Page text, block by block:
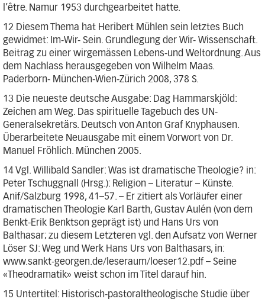
l’être. Namur 1953 durchgearbeitet hatte.
12 Diesem Thema hat Heribert Mühlen sein letztes Buch
gewidmet: Im-Wir- Sein. Grundlegung der Wir- Wissenschaft.
Beitrag zu einer wirgemässen Lebens-und Weltordnung. Aus
dem Nachlass herausgegeben von Wilhelm Maas.
Paderborn- München-Wien-Zürich 2008, 378 S.
13 Die neueste deutsche Ausgabe: Dag Hammarskjöld:
Zeichen am Weg. Das spirituelle Tagebuch des UN-
Generalsekretärs. Deutsch von Anton Graf Knyphausen.
Überarbeitete Neuausgabe mit einem Vorwort von Dr.
Manuel Fröhlich. München 2005.
14 Vgl. Willibald Sandler: Was ist dramatische Theologie? in:
Peter Tschuggnall (Hrsg.): Religion – Literatur – Künste.
Anif/Salzburg 1998, 41–57. – Er zitiert als Vorläufer einer
dramatischen Theologie Karl Barth, Gustav Aulén (von dem
Benkt-Erik Benktson geprägt ist) und Hans Urs von
Balthasar; zu diesem Letzteren vgl. den Aufsatz von Werner
Löser SJ: Weg und Werk Hans Urs von Balthasars, in:
www.sankt-georgen.de/leseraum/loeser12.pdf – Seine
«Theodramatik» weist schon im Titel darauf hin.
15 Untertitel: Historisch-pastoraltheologische Studie über